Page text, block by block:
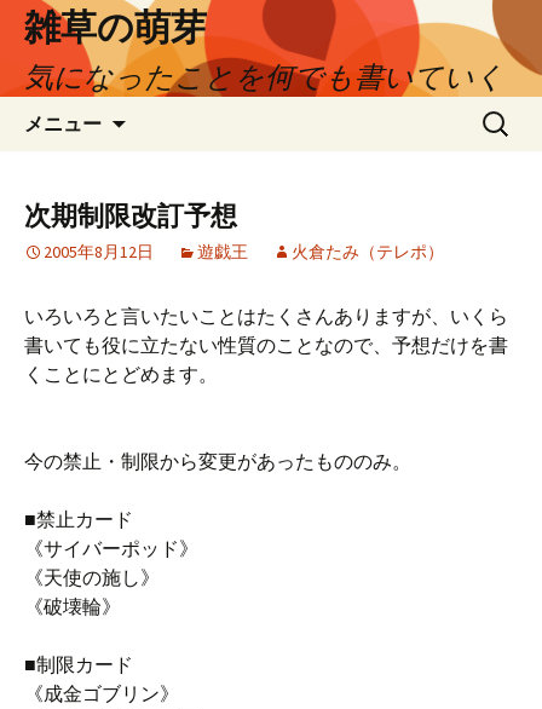
ン
へ
雑草の萌芽
気になったことを何でも書いていく
メニュー
検
索:
次期制限改訂予想
2005年8月12日 遊戯王 火倉たみ（テレポ）
いろいろと言いたいことはたくさんありますが、いくら
書いても役に立たない性質のことなので、予想だけを書
くことにとどめます。
今の禁止・制限から変更があったもののみ。
■禁止カード
《サイバーポッド》
《天使の施し》
《破壊輪》
■制限カード
《成金ゴブリン》